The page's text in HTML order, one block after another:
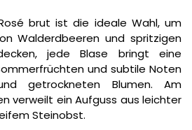
brut ist die ideale Wahl, um
Walderdbeeren und spritzigen
jede Blase bringt eine
und subtile Noten
getrockneten Blumen. Am
verweilt ein Aufguss aus leichter
Steinobst.